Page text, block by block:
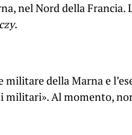
nel Nord della
.
militare della Marna e
Al momento,